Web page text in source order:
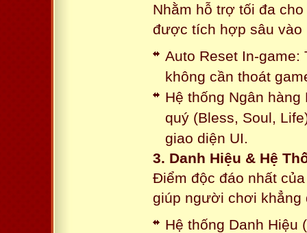
Nhằm hỗ trợ tối đa
được tích hợp sâu vào
Auto Reset In-game:
không cần thoát
Hệ thống Ngân
quý (Bless, Soul,
giao diện UI.
3. Danh Hiệu & Hệ
Điểm độc đáo nhất
giúp người chơi khẳng
Hệ thống Danh Hiệu